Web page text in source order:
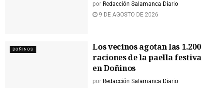
por Redacción Salamanca Diario
9 DE AGOSTO DE 2026
DOÑINOS
Los vecinos agotan las 1.200
raciones de la paella festiva
en Doñinos
por Redacción Salamanca Diario